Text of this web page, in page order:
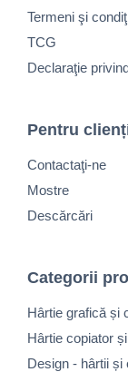
Termeni şi
TCG
Declaraţie
Pentru
Contactaţi-ne
Mostre
Descărcări
Categorii
Hârtie grafică și
Hârtie copiator
Design - hârtii și